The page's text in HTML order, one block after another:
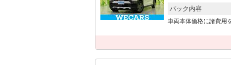
パック内容
車両本体価格に諸費用